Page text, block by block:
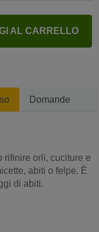
AL CARRELLO
Domande
rifinire orli, cuciture e
abiti o felpe. È
di abiti.